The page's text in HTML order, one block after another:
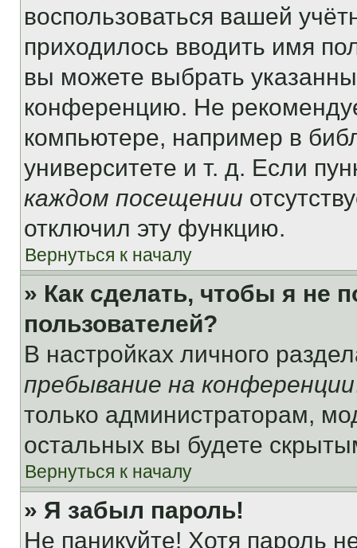
воспользоваться вашей
приходилось вводить имя
вы можете выбрать
конференцию. Не
компьютере, например в
университете и т. д. Если
каждом посещении
отключил эту функцию.
Вернуться к началу
» Как сделать, чтобы я не
пользователей?
В настройках личного
пребывание на конференции
только администраторам,
остальных вы будете
Вернуться к началу
» Я забыл пароль!
Не паникуйте! Хотя пароль